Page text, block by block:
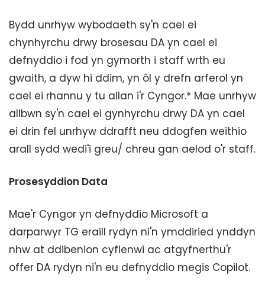
Bydd unrhyw wybodaeth sy'n cael ei
chynhyrchu drwy brosesau DA yn cael ei
defnyddio i fod yn gymorth i staff wrth eu
gwaith, a dyw hi ddim, yn ôl y drefn arferol yn
cael ei rhannu y tu allan i'r Cyngor.* Mae unrhyw
allbwn sy'n cael ei gynhyrchu drwy DA yn cael
ei drin fel unrhyw ddrafft neu ddogfen weithio
arall sydd wedi'i greu/ chreu gan aelod o'r staff.
Prosesyddion Data
Mae'r Cyngor yn defnyddio Microsoft a
darparwyr TG eraill rydyn ni'n ymddiried ynddyn
nhw at ddibenion cyflenwi ac atgyfnerthu'r
offer DA rydyn ni'n eu defnyddio megis Copilot.